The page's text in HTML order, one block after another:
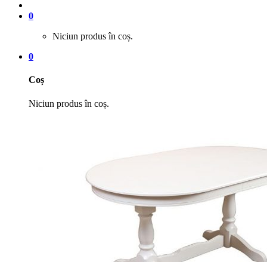
0
Niciun produs în coș.
0
Coș
Niciun produs în coș.